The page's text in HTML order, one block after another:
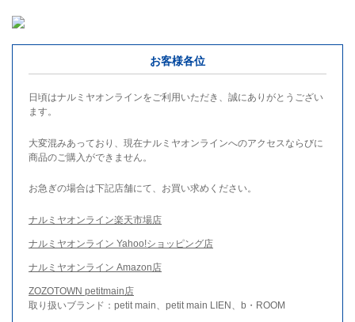
お客様各位
日頃はナルミヤオンラインをご利用いただき、誠にありがとうござい
ます。
大変混みあっており、現在ナルミヤオンラインへのアクセスならびに
商品のご購入ができません。
お急ぎの場合は下記店舗にて、お買い求めください。
ナルミヤオンライン楽天市場店
ナルミヤオンライン Yahoo!ショッピング店
ナルミヤオンライン Amazon店
ZOZOTOWN petitmain店
取り扱いブランド：petit main、petit main LIEN、b・ROOM